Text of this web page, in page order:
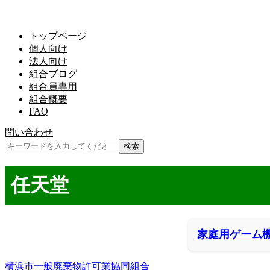
トップページ
個人向け
法人向け
組合ブログ
組合員専用
組合概要
FAQ
問い合わせ
任天堂
家庭用ゲーム
横浜市一般廃棄物許可業協同組合